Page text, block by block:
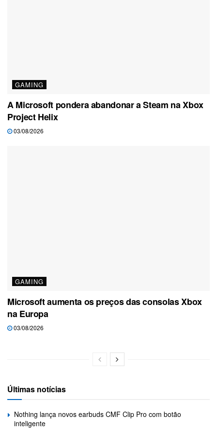
GAMING
A Microsoft pondera abandonar a Steam na Xbox
Project Helix
03/08/2026
GAMING
Microsoft aumenta os preços das consolas Xbox
na Europa
03/08/2026
Últimas notícias
Nothing lança novos earbuds CMF Clip Pro com botão
inteligente